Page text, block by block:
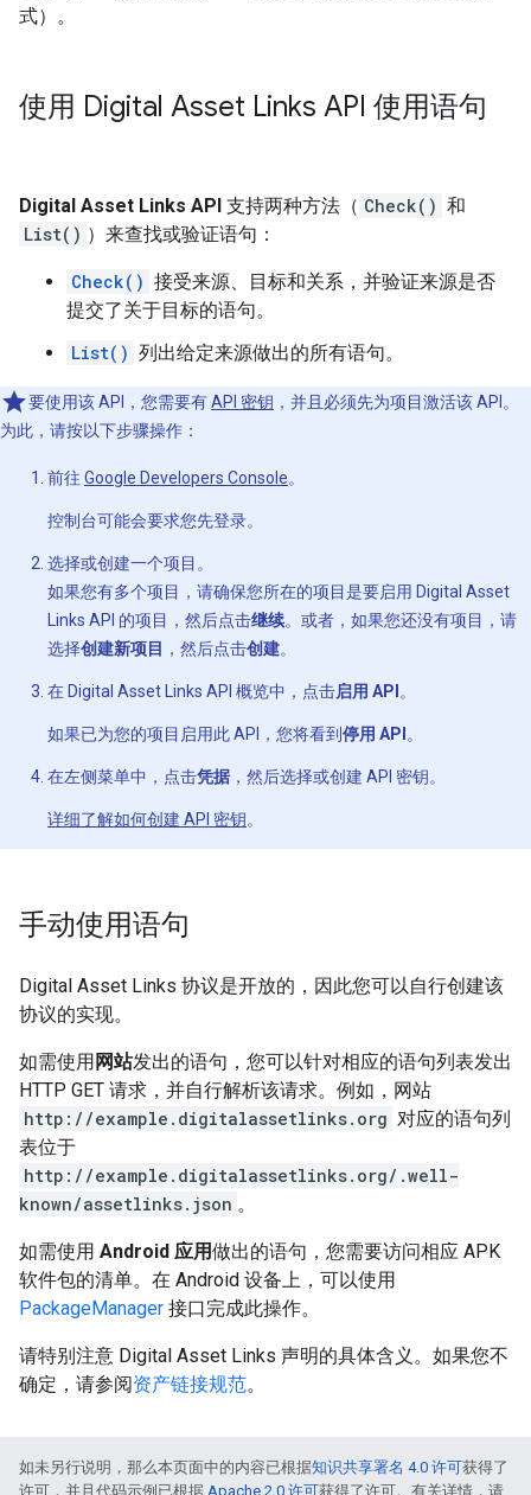
式）。
使用 Digital Asset Links API 使用语句
Digital Asset Links API 支持两种方法（ Check() 和
List() ）来查找或验证语句：
Check() 接受来源、目标和关系，并验证来源是否
提交了关于目标的语句。
List() 列出给定来源做出的所有语句。
要使用该 API，您需要有API 密钥 ，并且必须先为项目激活该 API。
为此，请按以下步骤操作：
前往 Google Developers Console。
控制台可能会要求您先登录。
选择或创建一个项目。
如果您有多个项目，请确保您所在的项目是要启用 Digital Asset
Links API 的项目，然后点击继续。或者，如果您还没有项目，请
选择创建新项目 ，然后点击创建。
在 Digital Asset Links API 概览中，点击启用 API 。
如果已为您的项目启用此 API，您将看到停用 API 。
在左侧菜单中，点击凭据 ，然后选择或创建 API 密钥。
详细了解如何创建 API 密钥。
手动使用语句
Digital Asset Links 协议是开放的，因此您可以自行创建该
协议的实现。
如需使用 网站发出的语句，您可以针对相应的语句列表发出
HTTP GET 请求，并自行解析该请求。例如，网站
http://example.digitalassetlinks.org 对应的语句列
表位于
http://example.digitalassetlinks.org/.well-
known/assetlinks.json 。
如需使用 Android 应用做出的语句，您需要访问相应 APK
软件包的清单。在 Android 设备上，可以使用
PackageManager 接口完成此操作。
请特别注意 Digital Asset Links 声明的具体含义。如果您不
确定，请参阅资产链接规范。
如未另行说明，那么本页面中的内容已根据知识共享署名 4.0 许可获得了
许可，并且代码示例已根据 Apache 2.0 许可获得了许可。有关详情，请